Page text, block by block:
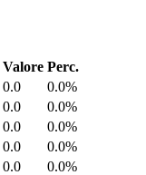
Valore Perc.
0.0
0.0%
0.0
0.0%
0.0
0.0%
0.0
0.0%
0.0
0.0%